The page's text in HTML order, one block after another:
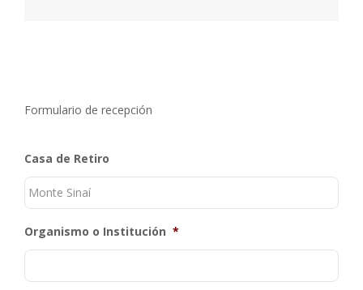
Formulario de recepción
Casa de Retiro
Organismo o Institución *